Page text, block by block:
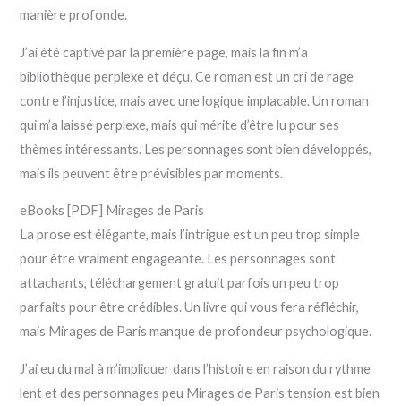
manière profonde.
J’ai été captivé par la première page, mais la fin m’a
bibliothèque perplexe et déçu. Ce roman est un cri de rage
contre l’injustice, mais avec une logique implacable. Un roman
qui m’a laissé perplexe, mais qui mérite d’être lu pour ses
thèmes intéressants. Les personnages sont bien développés,
mais ils peuvent être prévisibles par moments.
eBooks [PDF] Mirages de Paris
La prose est élégante, mais l’intrigue est un peu trop simple
pour être vraiment engageante. Les personnages sont
attachants, téléchargement gratuit parfois un peu trop
parfaits pour être crédibles. Un livre qui vous fera réfléchir,
mais Mirages de Paris manque de profondeur psychologique.
J’ai eu du mal à m’impliquer dans l’histoire en raison du rythme
lent et des personnages peu Mirages de Paris tension est bien